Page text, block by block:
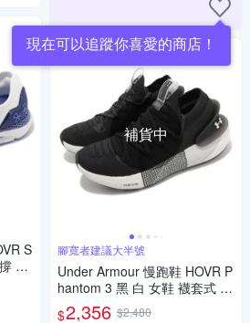
S
反
現在可以追蹤你喜愛的商店！
補貨中
腳寬者建議大半號
Under Armour 慢跑鞋 HOVR P
hantom 3 黑 白 女鞋 襪套式 運
動鞋 UA 3025517001
$2,356 $2,480